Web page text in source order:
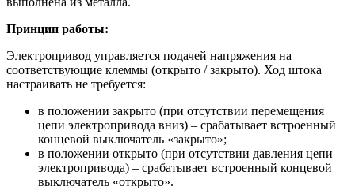
Принцип работы:
Электропривод управляется подачей напряжения на
соответствующие клеммы (открыто / закрыто). Ход штока
настраивать не требуется:
в положении закрыто (при отсутствии перемещения
цепи электропривода вниз) – срабатывает встроенный
концевой выключатель «закрыто»;
в положении открыто (при отсутствии давления цепи
электропривода) – срабатывает встроенный концевой
выключатель «открыто».